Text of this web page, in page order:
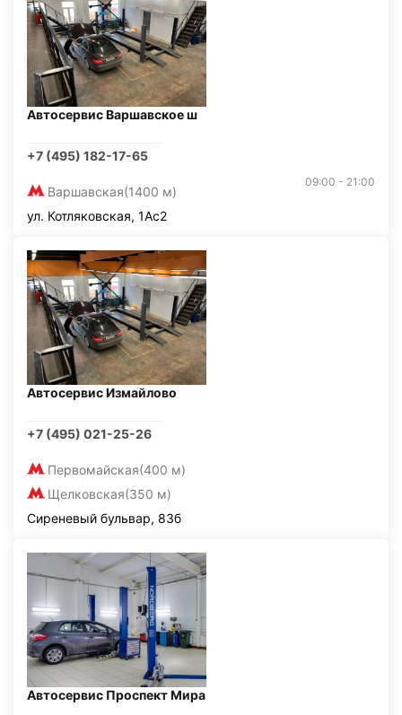
Автосервис Варшавское ш
+7 (495) 182-17-65
Варшавская(1400 м)
09:00 - 21:00
ул. Котляковская, 1Ас2
Автосервис Измайлово
+7 (495) 021-25-26
Первомайская(400 м)
Щелковская(350 м)
Сиреневый бульвар, 83б
Автосервис Проспект Мира